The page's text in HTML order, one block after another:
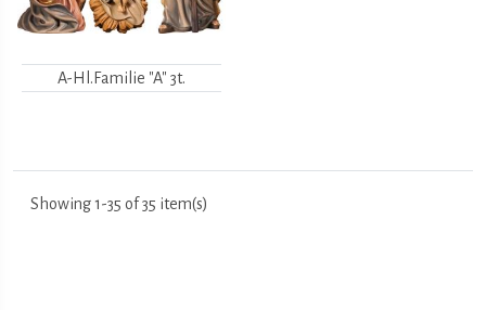
A-Hl.Familie "A" 3t.
Showing 1-35 of 35 item(s)